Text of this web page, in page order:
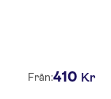
Från:410 Kr